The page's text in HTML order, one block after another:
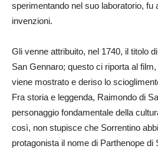
sperimentando nel suo laboratorio, fu
invenzioni.
Gli venne attribuito, nel 1740, il titolo
San Gennaro; questo ci riporta al
viene mostrato e deriso lo
Fra storia e leggenda, Raimondo di
personaggio fondamentale della
così, non stupisce che Sorrentino
protagonista il nome di Parthenope di